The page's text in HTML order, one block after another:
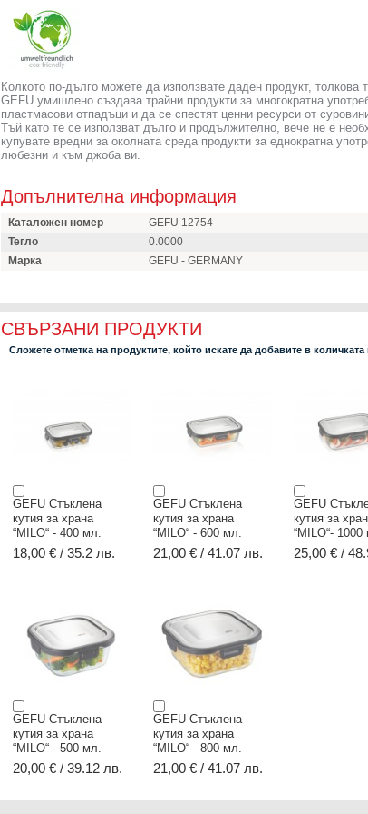
Колкото по-дълго можете да използвате даден продукт, толкова
GEFU умишлено създава трайни продукти за многократна
пластмасови отпадъци и да се спестят ценни ресурси от
Тъй като те се използват дълго и продължително, вече не е
купувате вредни за околната среда продукти за еднократна
любезни и към джоба ви.
Допълнителна информация
Каталожен номер
GEFU 12754
Тегло
0.0000
Марка
GEFU - GERMANY
СВЪРЗАНИ ПРОДУКТИ
Сложете отметка на продуктите, който искате да добавите в количката
GEFU Стъклена
кутия за храна
“MILO“ - 400 мл.
18,00 € / 35.2 лв.
GEFU Стъклена
кутия за храна
“MILO“ - 600 мл.
21,00 € / 41.07 лв.
GEFU
кутия за
“MILO“- 1000
25,00 € /
GEFU Стъклена
кутия за храна
“MILO“ - 500 мл.
20,00 € / 39.12 лв.
GEFU Стъклена
кутия за храна
“MILO“ - 800 мл.
21,00 € / 41.07 лв.